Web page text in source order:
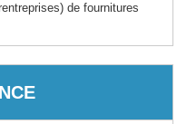
de fournitures